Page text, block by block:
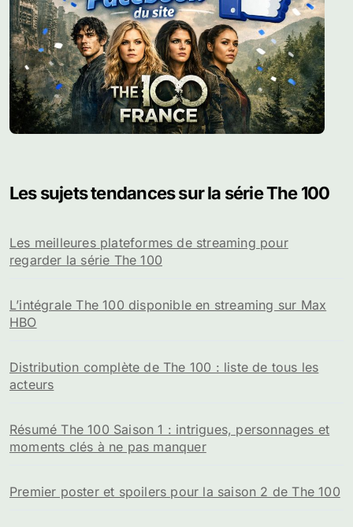
Les sujets tendances sur la série The 100
Les meilleures plateformes de streaming pour
regarder la série The 100
L’intégrale The 100 disponible en streaming sur Max
HBO
Distribution complète de The 100 : liste de tous les
acteurs
Résumé The 100 Saison 1 : intrigues, personnages et
moments clés à ne pas manquer
Premier poster et spoilers pour la saison 2 de The 100